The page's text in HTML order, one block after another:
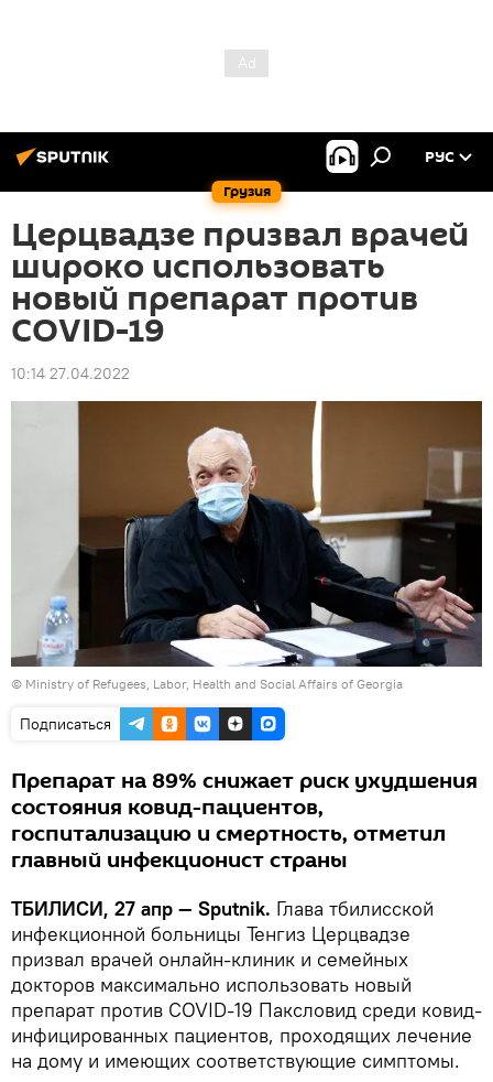
Грузия
РУС
Церцвадзе призвал врачей
широко использовать
новый препарат против
COVID-19
10:14 27.04.2022
© Ministry of Refugees, Labor, Health and Social Affairs of Georgia
Подписаться
Препарат на 89% снижает риск ухудшения
состояния ковид-пациентов,
госпитализацию и смертность, отметил
главный инфекционист страны
ТБИЛИСИ, 27 апр — Sputnik. Глава тбилисской
инфекционной больницы Тенгиз Церцвадзе
призвал врачей онлайн-клиник и семейных
докторов максимально использовать новый
препарат против COVID-19 Паксловид среди ковид-
инфицированных пациентов, проходящих лечение
на дому и имеющих соответствующие симптомы.